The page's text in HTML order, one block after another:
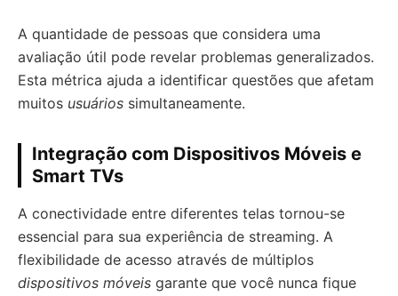
A quantidade de pessoas que considera uma
avaliação útil pode revelar problemas generalizados.
Esta métrica ajuda a identificar questões que afetam
muitos usuários simultaneamente.
Integração com Dispositivos Móveis e
Smart TVs
A conectividade entre diferentes telas tornou-se
essencial para sua experiência de streaming. A
flexibilidade de acesso através de múltiplos
dispositivos móveis garante que você nunca fique